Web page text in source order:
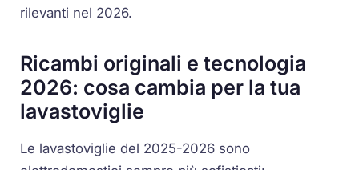
rilevanti nel 2026.
Ricambi originali e tecnologia
2026: cosa cambia per la tua
lavastoviglie
Le lavastoviglie del 2025-2026 sono